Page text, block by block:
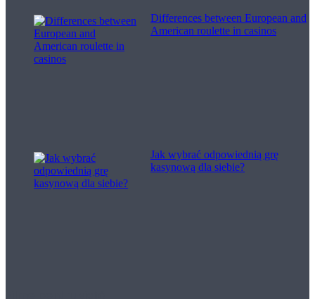
Differences between European and
American roulette in casinos
Jak wybrać odpowiednią grę
kasynową dla siebie?